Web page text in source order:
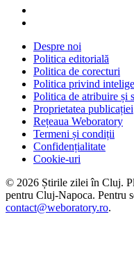
Despre noi
Politica editorială
Politica de corecturi
Politica privind
Politica de atribuire și
Proprietatea publicației
Rețeaua Weboratory
Termeni și condiții
Confidențialitate
Cookie-uri
© 2026 Știrile zilei în Cluj.
pentru Cluj-Napoca. Pentru
contact@weboratory.ro.